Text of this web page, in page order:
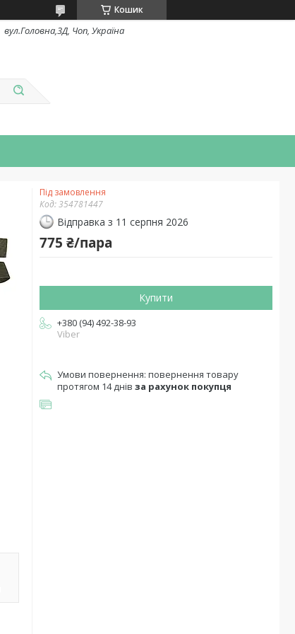
Кошик
вул.Головна,3Д, Чоп, Україна
Під замовлення
Код:354781447
Відправка з 11 серпня 2026
775 ₴/пара
Купити
+380 (94) 492-38-93
Viber
повернення товару
протягом 14 днів за рахунок покупця